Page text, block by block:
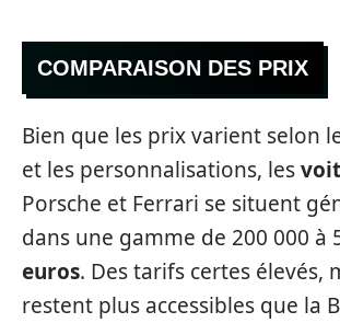
COMPARAISON DES PRIX
Bien que les prix varient selon
et les personnalisations, les
Porsche et Ferrari se situent
dans une gamme de 200 000 à
euros. Des tarifs certes élevés,
restent plus accessibles que la